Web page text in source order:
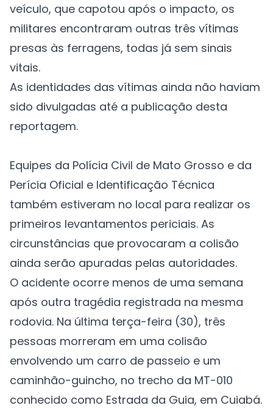
veículo, que capotou após o impacto, os
militares encontraram outras três vítimas
presas às ferragens, todas já sem sinais
vitais.
As identidades das vítimas ainda não haviam
sido divulgadas até a publicação desta
reportagem.
Equipes da Polícia Civil de Mato Grosso e da
Perícia Oficial e Identificação Técnica
também estiveram no local para realizar os
primeiros levantamentos periciais. As
circunstâncias que provocaram a colisão
ainda serão apuradas pelas autoridades.
O acidente ocorre menos de uma semana
após outra tragédia registrada na mesma
rodovia. Na última terça-feira (30), três
pessoas morreram em uma colisão
envolvendo um carro de passeio e um
caminhão-guincho, no trecho da MT-010
conhecido como Estrada da Guia, em Cuiabá.